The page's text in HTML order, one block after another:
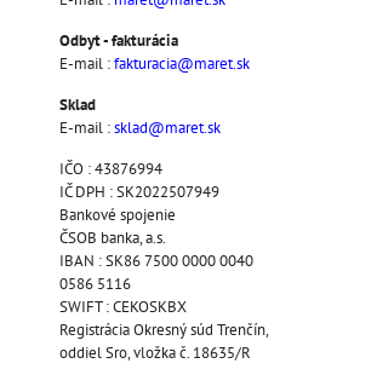
Odbyt - fakturácia
E-mail :fakturacia@maret.sk
Sklad
E-mail :sklad@maret.sk
IČO : 43876994
IČ DPH : SK2022507949
Bankové spojenie
ČSOB banka, a.s.
IBAN : SK86 7500 0000 0040
0586 5116
SWIFT : CEKOSKBX
Registrácia Okresný súd Trenčín,
oddiel Sro, vložka č. 18635/R